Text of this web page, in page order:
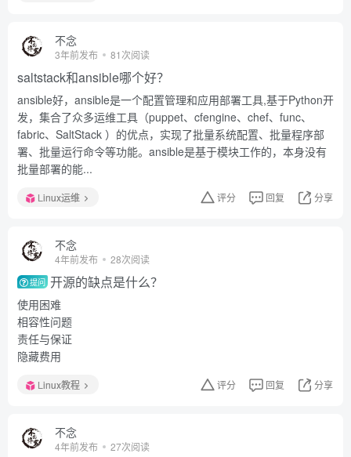
不念
3年前发布 81次阅读
saltstack和ansible哪个好？
ansible好，ansible是一个配置管理和应用部署工具,基于Python开
发，集合了众多运维工具（puppet、cfengine、chef、func、
fabric、SaltStack ）的优点，实现了批量系统配置、批量程序部
署、批量运行命令等功能。ansible是基于模块工作的，本身没有
批量部署的能...
Linux运维 评分 回复 分享
不念
4年前发布 28次阅读
提问 开源的缺点是什么？
使用困难
相容性问题
责任与保证
隐藏费用
Linux教程 评分 回复 分享
不念
4年前发布 27次阅读